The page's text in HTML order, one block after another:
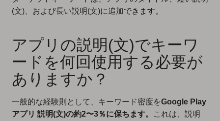
(文)、および長い説明(文)に追加できます。
アプリの説明(文)でキーワ
ードを何回使用する必要が
ありますか？
一般的な経験則として、キーワード密度をGoogle Play
アプリ 説明(文)の約2〜3％に保ちます。
これは、説明